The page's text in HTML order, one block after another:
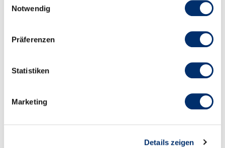
Notwendig
Präferenzen
Statistiken
Marketing
Details zeigen
Diese Zentralschweizer
Firmen gehören zu den
Diese Zentralschweizer
Firmen gehören zu den
Firmen gehören zu den